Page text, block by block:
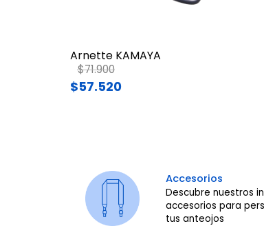
Arnette KAMAYA
Price reduced from
$71.900to
$57.520
Accesorios
Descubre nuestros
accesorios para
tus anteojos